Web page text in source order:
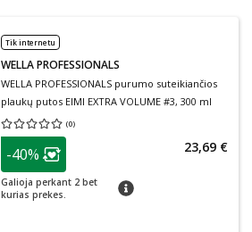
Tik internetu
WELLA PROFESSIONALS
WELLA PROFESSIONALS purumo suteikiančios
plaukų putos EIMI EXTRA VOLUME #3, 300 ml
(0)
Vidutinis įvertinimas 0.00
patarimas
Lojalumo klubo narių nuolaida
-40%
Galioja perkant 2 bet
kurias prekes.
patarimas
23,69 €